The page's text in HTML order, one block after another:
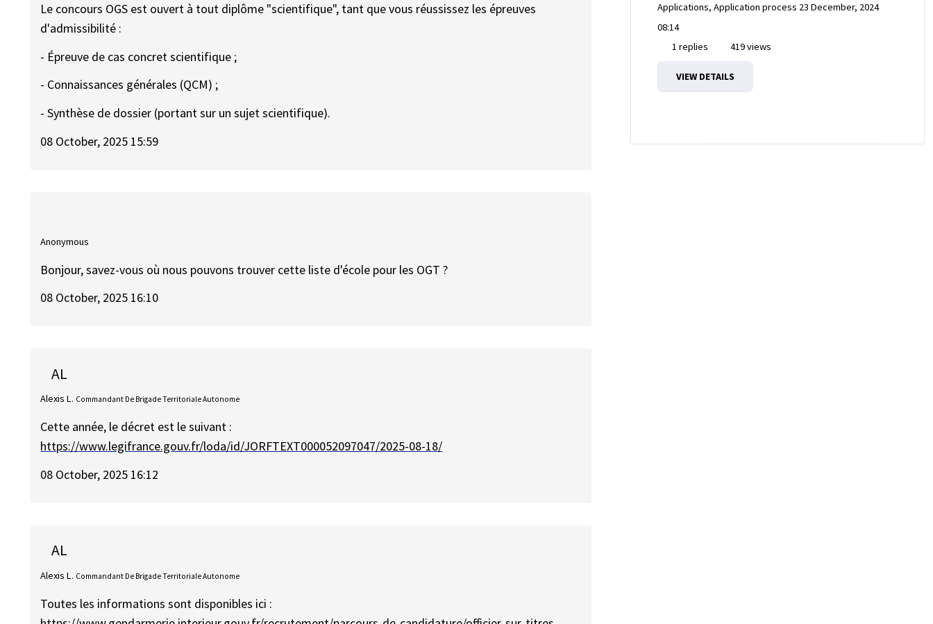
Le concours OGS est ouvert à tout diplôme "scientifique", tant que vous réussissez les épreuves
d'admissibilité :
- Épreuve de cas concret scientifique ;
- Connaissances générales (QCM) ;
- Synthèse de dossier (portant sur un sujet scientifique).
08 October, 2025 15:59
Anonymous
Bonjour, savez-vous où nous pouvons trouver cette liste d'école pour les OGT ?
08 October, 2025 16:10
AL
Alexis L. Commandant De Brigade Territoriale Autonome
Cette année, le décret est le suivant :
https://www.legifrance.gouv.fr/loda/id/JORFTEXT000052097047/2025-08-18/
08 October, 2025 16:12
AL
Alexis L. Commandant De Brigade Territoriale Autonome
Toutes les informations sont disponibles ici :
Applications, Application process 23 December, 2024
08:14
1 replies
419 views
VIEW DETAILS